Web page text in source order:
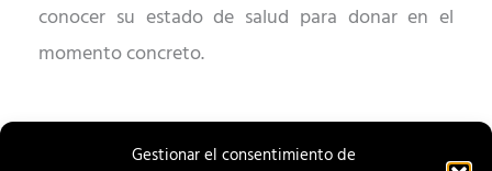
Gestionar el consentimiento de
conocer su estado de salud para donar en el
momento concreto.